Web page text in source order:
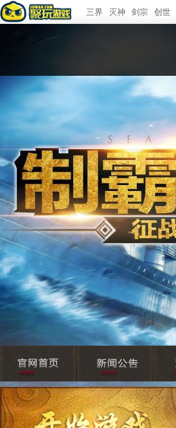
三界 灭神 剑宗 创世